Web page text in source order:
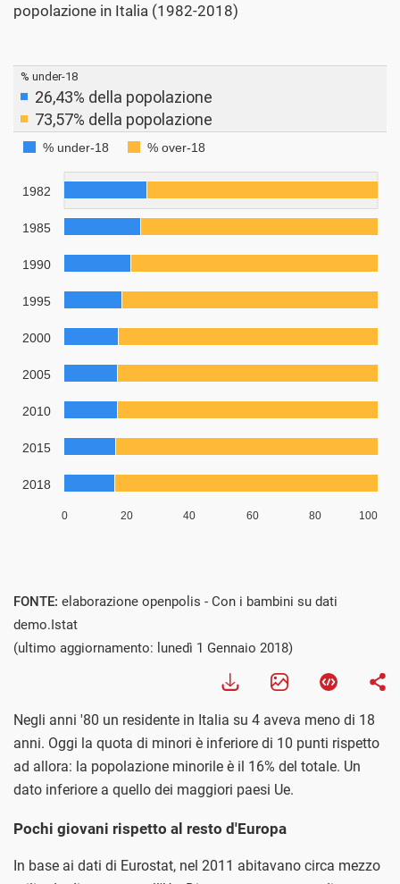
popolazione in Italia (1982-2018)
FONTE: elaborazione openpolis - Con i bambini su dati
demo.Istat
(ultimo aggiornamento: lunedì 1 Gennaio 2018)
Negli anni '80 un residente in Italia su 4 aveva meno di 18
anni. Oggi la quota di minori è inferiore di 10 punti rispetto
ad allora: la popolazione minorile è il 16% del totale. Un
dato inferiore a quello dei maggiori paesi Ue.
Pochi giovani rispetto al resto d'Europa
In base ai dati di Eurostat, nel 2011 abitavano circa mezzo